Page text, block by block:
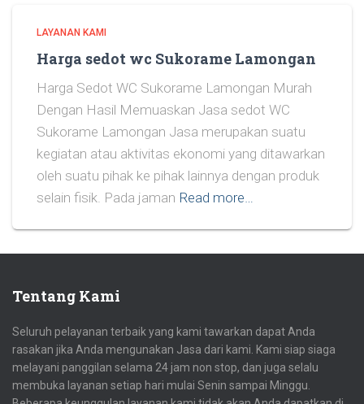
LAYANAN KAMI
Harga sedot wc Sukorame Lamongan
Harga Sedot WC Sukorame Lamongan Murah
Dengan Hasil Memuaskan Jasa sedot WC
Sukorame Lamongan Jasa merupakan suatu
kegiatan atau aktivitas ekonomi yang ditawarkan
oleh suatu pihak ke pihak lainnya dengan produk
selain fisik. Pada jaman Read more…
Tentang Kami
Seluruh pelayanan terbaik yang kami tawarkan dapat Anda
rasakan jika Anda mengunakan Jasa dari kami. Kami siap siaga
melayani panggilan selama 24 jam non stop, dan juga selalu
membuka layanan setiap hari mulai Senin sampai Minggu.